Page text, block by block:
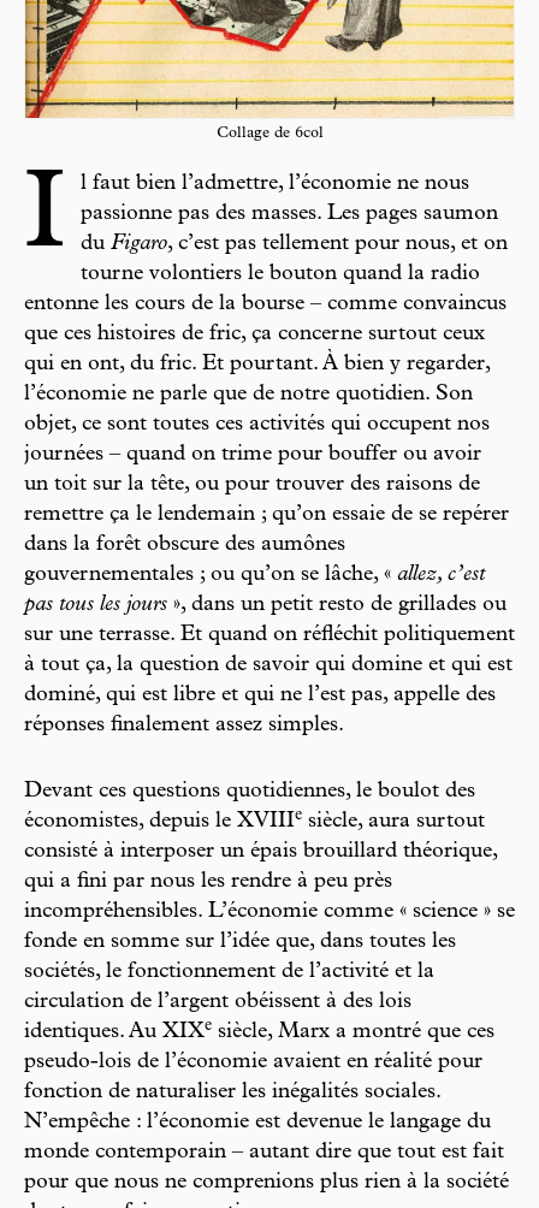
Collage de 6col
I
l faut bien l’admettre, l’économie ne nous
passionne pas des masses. Les pages saumon
du Figaro, c’est pas tellement pour nous, et on
tourne volontiers le bouton quand la radio
entonne les cours de la bourse – comme convaincus
que ces histoires de fric, ça concerne surtout ceux
qui en ont, du fric. Et pourtant. À bien y regarder,
l’économie ne parle que de notre quotidien. Son
objet, ce sont toutes ces activités qui occupent nos
journées – quand on trime pour bouffer ou avoir
un toit sur la tête, ou pour trouver des raisons de
remettre ça le lendemain ; qu’on essaie de se repérer
dans la forêt obscure des aumônes
gouvernementales ; ou qu’on se lâche, « allez, c’est
pas tous les jours », dans un petit resto de grillades ou
sur une terrasse. Et quand on réfléchit politiquement
à tout ça, la question de savoir qui domine et qui est
dominé, qui est libre et qui ne l’est pas, appelle des
réponses finalement assez simples.
Devant ces questions quotidiennes, le boulot des
économistes, depuis le XVIIIe siècle, aura surtout
consisté à interposer un épais brouillard théorique,
qui a fini par nous les rendre à peu près
incompréhensibles. L’économie comme « science » se
fonde en somme sur l’idée que, dans toutes les
sociétés, le fonctionnement de l’activité et la
circulation de l’argent obéissent à des lois
identiques. Au XIXe siècle, Marx a montré que ces
pseudo-lois de l’économie avaient en réalité pour
fonction de naturaliser les inégalités sociales.
N’empêche : l’économie est devenue le langage du
monde contemporain – autant dire que tout est fait
pour que nous ne comprenions plus rien à la société